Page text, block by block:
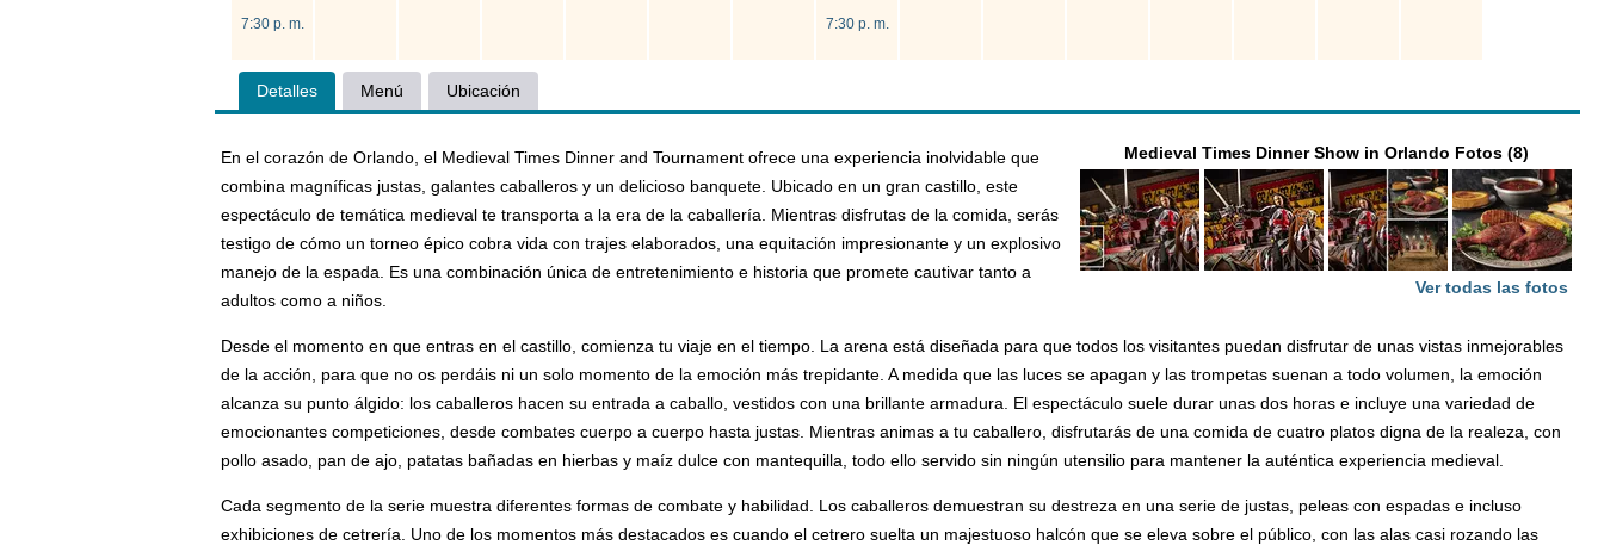
7:30 p. m. 7:30 p. m.
Detalles Menú Ubicación
Medieval Times Dinner Show in Orlando Fotos (8)
Ver todas las fotos
En el corazón de Orlando, el Medieval Times Dinner and Tournament ofrece una experiencia inolvidable que
combina magníficas justas, galantes caballeros y un delicioso banquete. Ubicado en un gran castillo, este
espectáculo de temática medieval te transporta a la era de la caballería. Mientras disfrutas de la comida, serás
testigo de cómo un torneo épico cobra vida con trajes elaborados, una equitación impresionante y un explosivo
manejo de la espada. Es una combinación única de entretenimiento e historia que promete cautivar tanto a
adultos como a niños.
Desde el momento en que entras en el castillo, comienza tu viaje en el tiempo. La arena está diseñada para que todos los visitantes puedan disfrutar de unas vistas inmejorables
de la acción, para que no os perdáis ni un solo momento de la emoción más trepidante. A medida que las luces se apagan y las trompetas suenan a todo volumen, la emoción
alcanza su punto álgido: los caballeros hacen su entrada a caballo, vestidos con una brillante armadura. El espectáculo suele durar unas dos horas e incluye una variedad de
emocionantes competiciones, desde combates cuerpo a cuerpo hasta justas. Mientras animas a tu caballero, disfrutarás de una comida de cuatro platos digna de la realeza, con
pollo asado, pan de ajo, patatas bañadas en hierbas y maíz dulce con mantequilla, todo ello servido sin ningún utensilio para mantener la auténtica experiencia medieval.
Cada segmento de la serie muestra diferentes formas de combate y habilidad. Los caballeros demuestran su destreza en una serie de justas, peleas con espadas e incluso
exhibiciones de cetrería. Uno de los momentos más destacados es cuando el cetrero suelta un majestuoso halcón que se eleva sobre el público, con las alas casi rozando las